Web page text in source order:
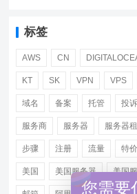
标签
AWS CN
KT SK VPN VPS
域名 备案 托管 投诉
服务商 服务器 服务器
步骤 注册 流量 特价
美国 美国服务器 美国
您需要